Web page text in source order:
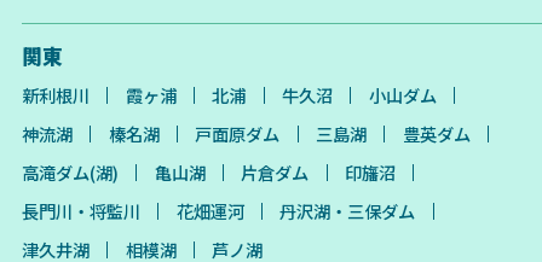
関東
新利根川 霞ヶ浦 北浦 牛久沼
小山ダム
神流湖
榛名湖 戸面原ダム 三島湖
豊英ダム
高滝ダム(湖)
亀山湖 片倉ダム
印旛沼
長門川・将監川
花畑運河
丹沢湖・三保ダム
津久井湖
相模湖 芦ノ湖